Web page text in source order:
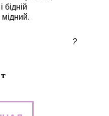
бідній
мідний.
?